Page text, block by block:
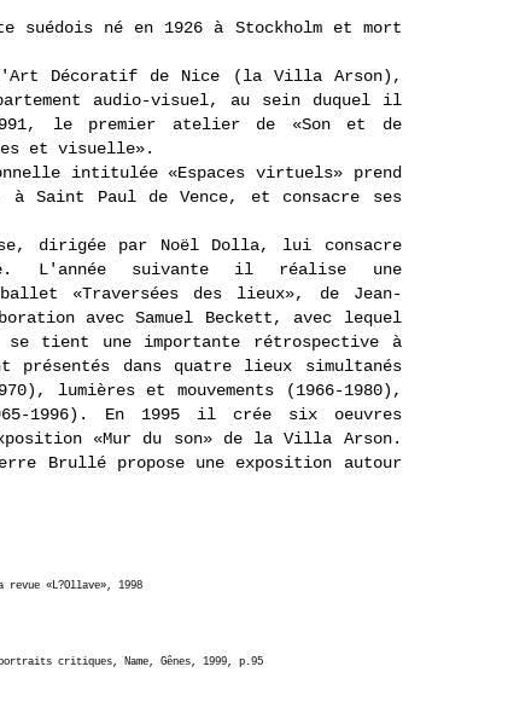
né en 1926 à Stockholm et mort
Décoratif de Nice (la Villa Arson),
audio-visuel, au sein duquel il
le premier atelier de «Son et de
et visuelle».
intitulée «Espaces virtuels» prend
à Saint Paul de Vence, et consacre ses
dirigée par Noël Dolla, lui consacre
L'année suivante il réalise une
«Traversées des lieux», de Jean-
avec Samuel Beckett, avec lequel
tient une importante rétrospective à
présentés dans quatre lieux simultanés
lumières et mouvements (1966-1980),
1996). En 1995 il crée six oeuvres
«Mur du son» de la Villa Arson.
Brullé propose une exposition autour
«L?Ollave», 1998
critiques, Name, Gênes, 1999, p.95